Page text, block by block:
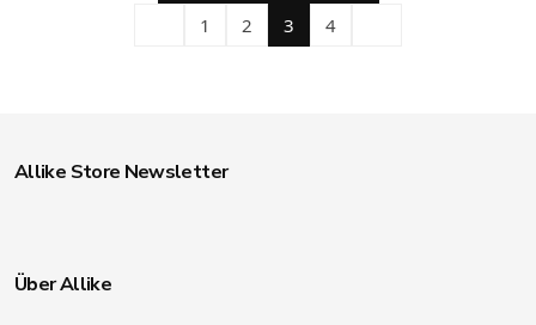
1 2 3 4
Allike Store Newsletter
Über Allike